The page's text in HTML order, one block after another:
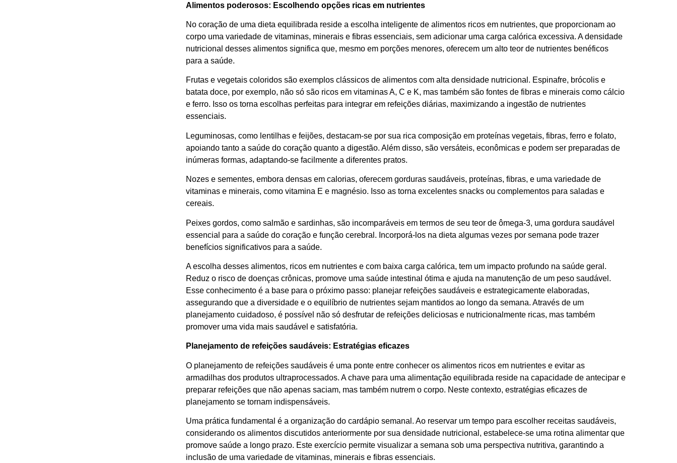
Alimentos poderosos: Escolhendo opções ricas em nutrientes
No coração de uma dieta equilibrada reside a escolha inteligente de alimentos ricos em nutrientes, que proporcionam ao
corpo uma variedade de vitaminas, minerais e fibras essenciais, sem adicionar uma carga calórica excessiva. A densidade
nutricional desses alimentos significa que, mesmo em porções menores, oferecem um alto teor de nutrientes benéficos
para a saúde.
Frutas e vegetais coloridos são exemplos clássicos de alimentos com alta densidade nutricional. Espinafre, brócolis e
batata doce, por exemplo, não só são ricos em vitaminas A, C e K, mas também são fontes de fibras e minerais como cálcio
e ferro. Isso os torna escolhas perfeitas para integrar em refeições diárias, maximizando a ingestão de nutrientes
essenciais.
Leguminosas, como lentilhas e feijões, destacam-se por sua rica composição em proteínas vegetais, fibras, ferro e folato,
apoiando tanto a saúde do coração quanto a digestão. Além disso, são versáteis, econômicas e podem ser preparadas de
inúmeras formas, adaptando-se facilmente a diferentes pratos.
Nozes e sementes, embora densas em calorias, oferecem gorduras saudáveis, proteínas, fibras, e uma variedade de
vitaminas e minerais, como vitamina E e magnésio. Isso as torna excelentes snacks ou complementos para saladas e
cereais.
Peixes gordos, como salmão e sardinhas, são incomparáveis em termos de seu teor de ômega-3, uma gordura saudável
essencial para a saúde do coração e função cerebral. Incorporá-los na dieta algumas vezes por semana pode trazer
benefícios significativos para a saúde.
A escolha desses alimentos, ricos em nutrientes e com baixa carga calórica, tem um impacto profundo na saúde geral.
Reduz o risco de doenças crônicas, promove uma saúde intestinal ótima e ajuda na manutenção de um peso saudável.
Esse conhecimento é a base para o próximo passo: planejar refeições saudáveis e estrategicamente elaboradas,
assegurando que a diversidade e o equilíbrio de nutrientes sejam mantidos ao longo da semana. Através de um
planejamento cuidadoso, é possível não só desfrutar de refeições deliciosas e nutricionalmente ricas, mas também
promover uma vida mais saudável e satisfatória.
Planejamento de refeições saudáveis: Estratégias eficazes
O planejamento de refeições saudáveis é uma ponte entre conhecer os alimentos ricos em nutrientes e evitar as
armadilhas dos produtos ultraprocessados. A chave para uma alimentação equilibrada reside na capacidade de antecipar e
preparar refeições que não apenas saciam, mas também nutrem o corpo. Neste contexto, estratégias eficazes de
planejamento se tornam indispensáveis.
Uma prática fundamental é a organização do cardápio semanal. Ao reservar um tempo para escolher receitas saudáveis,
considerando os alimentos discutidos anteriormente por sua densidade nutricional, estabelece-se uma rotina alimentar que
promove saúde a longo prazo. Este exercício permite visualizar a semana sob uma perspectiva nutritiva, garantindo a
inclusão de uma variedade de vitaminas, minerais e fibras essenciais.